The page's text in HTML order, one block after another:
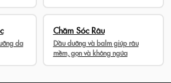
da
Chăm Sóc Râu
Dầu dưỡng và balm giúp râu
mềm, gọn và không ngứa